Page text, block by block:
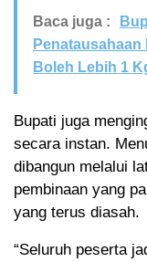
Baca juga :
Penatausahaan
Boleh Lebih 1
Bupati juga
secara instan.
dibangun melalui
pembinaan yang
yang terus diasah.
“Seluruh peserta